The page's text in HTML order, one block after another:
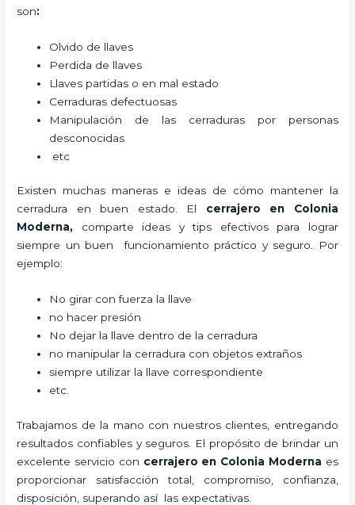
son:
Olvido de llaves
Perdida de llaves
Llaves partidas o en mal estado
Cerraduras defectuosas
Manipulación de las cerraduras por personas
desconocidas
etc
Existen muchas maneras e ideas de cómo mantener la
cerradura en buen estado. El cerrajero en Colonia
Moderna, comparte ideas y tips efectivos para lograr
siempre un buen funcionamiento práctico y seguro. Por
ejemplo:
No girar con fuerza la llave
no hacer presión
No dejar la llave dentro de la cerradura
no manipular la cerradura con objetos extraños
siempre utilizar la llave correspondiente
etc.
Trabajamos de la mano con nuestros clientes, entregando
resultados confiables y seguros. El propósito de brindar un
excelente servicio con cerrajero en Colonia Moderna es
proporcionar satisfacción total, compromiso, confianza,
disposición, superando así las expectativas.